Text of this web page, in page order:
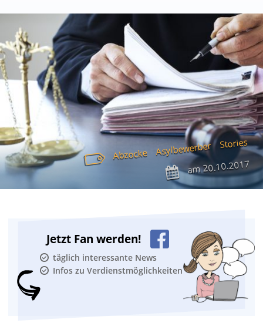
Abzocke Asylbewerber Stories
am20.10.2017
Jetzt Fan werden!
täglich interessante News
Infos zu Verdienstmöglichkeiten